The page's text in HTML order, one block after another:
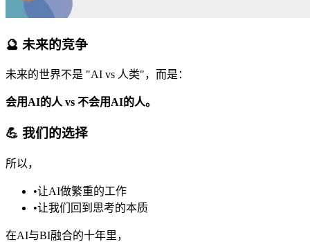
🔮 未来的竞争
未来的世界不是 "AI vs 人类"，而是：
会用AI的人 vs 不会用AI的人。
💪 我们的选择
所以，
•让AI做繁重的工作
•让我们回到思考的本质
在AI与BI融合的十年里，